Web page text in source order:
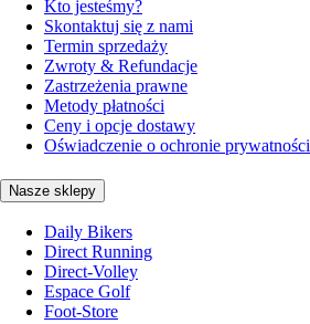
Kto jesteśmy?
Skontaktuj się z nami
Termin sprzedaży
Zwroty & Refundacje
Zastrzeżenia prawne
Metody płatności
Ceny i opcje dostawy
Oświadczenie o ochronie prywatności
Nasze sklepy
Daily Bikers
Direct Running
Direct-Volley
Espace Golf
Foot-Store